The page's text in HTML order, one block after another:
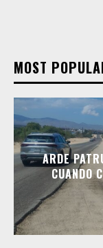
MOST
ARDE
CUANDO